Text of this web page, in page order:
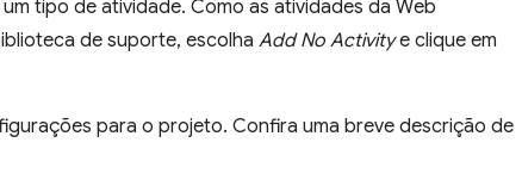
tipo de atividade. Como as atividades da Web
de suporte, escolha Add No Activitye clique em
para o projeto. Confira uma breve descrição de